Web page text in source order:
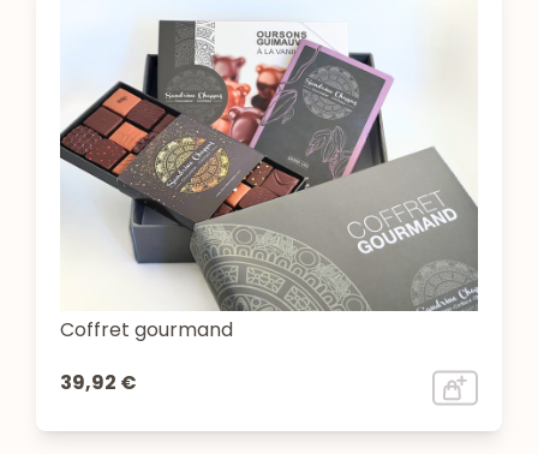
Coffret gourmand
39,92 €